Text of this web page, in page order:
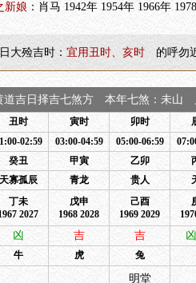
新娘 ：肖马 1942年 1954年 1966年
大殓吉时： 宜用丑时、亥时 的呼勿
道吉日择吉七煞方 本年七煞：未
丑时 寅时 卯时
02:59 03:00-04:59 05:00-06:59
癸丑 甲寅 乙卯
天寡孤辰 青龙 贵人
丁未
2027
戊申
1968 2028
己酉
1969 2029
凶 吉 吉 凶
牛 虎 兔
明堂